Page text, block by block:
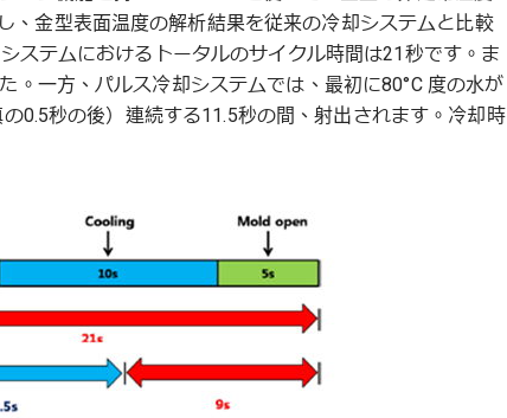
、金型表面温度の解析結果を従来の冷却システムと比較
ステムにおけるトータルのサイクル時間は21秒です。ま
。一方、パルス冷却システムでは、最初に80°C 度の水が
0.5秒の後）連続する11.5秒の間、射出されます。冷却時